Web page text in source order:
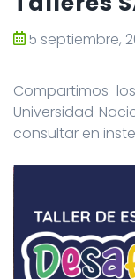
5 septiembre,
Compartimos
Universidad
consultar en